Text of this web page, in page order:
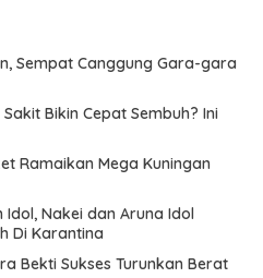
Sempat Canggung Gara-gara
Bikin Cepat Sembuh? Ini
Ramaikan Mega Kuningan
Idol, Nakei dan Aruna Idol
Di Karantina
Bekti Sukses Turunkan Berat